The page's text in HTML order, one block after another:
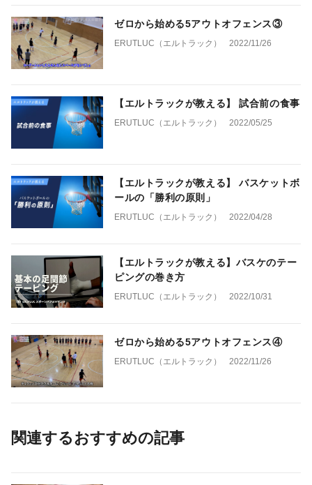
ゼロから始める5アウトオフェンス③
ERUTLUC（エルトラック） 2022/11/26
【エルトラックが教える】 試合前の食事
ERUTLUC（エルトラック） 2022/05/25
【エルトラックが教える】 バスケットボ
ールの「勝利の原則」
ERUTLUC（エルトラック） 2022/04/28
【エルトラックが教える】バスケのテー
ピングの巻き方
ERUTLUC（エルトラック） 2022/10/31
ゼロから始める5アウトオフェンス④
ERUTLUC（エルトラック） 2022/11/26
関連するおすすめの記事